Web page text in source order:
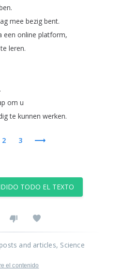
.
mee bezig bent.
een online platform,
te leren.
.
om u
te kunnen werken.
2 3
TODO EL TEXTO
and articles, Science
el contenido